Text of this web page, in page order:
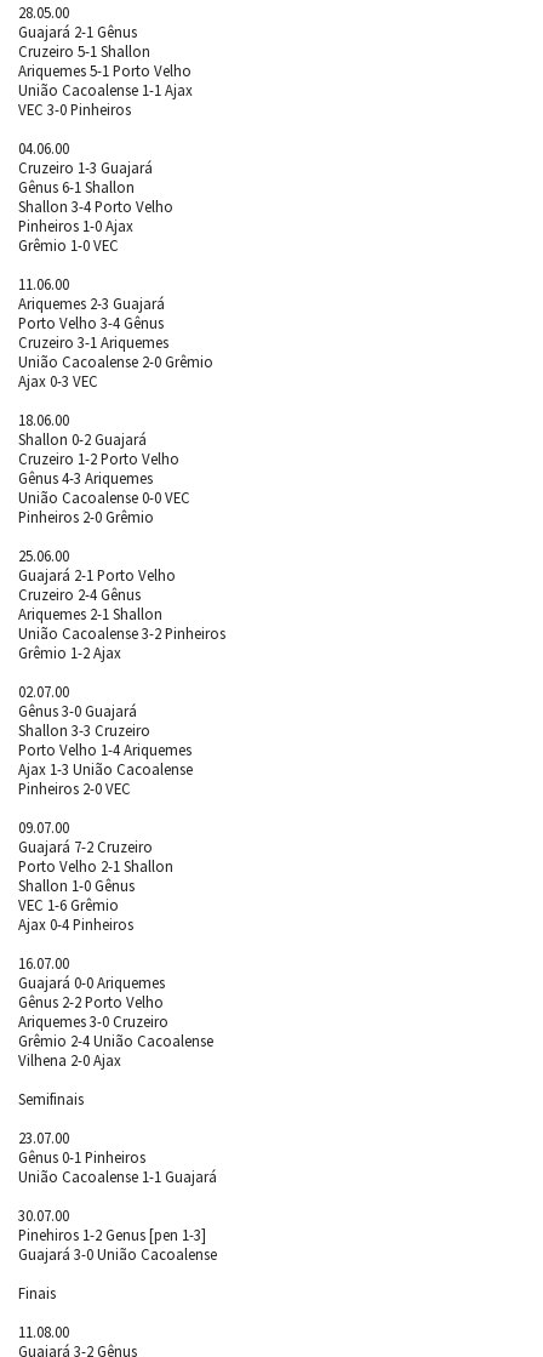
28.05.00
Guajará 2-1 Gênus
Cruzeiro 5-1 Shallon
Ariquemes 5-1 Porto Velho
União Cacoalense 1-1 Ajax
VEC 3-0 Pinheiros
04.06.00
Cruzeiro 1-3 Guajará
Gênus 6-1 Shallon
Shallon 3-4 Porto Velho
Pinheiros 1-0 Ajax
Grêmio 1-0 VEC
11.06.00
Ariquemes 2-3 Guajará
Porto Velho 3-4 Gênus
Cruzeiro 3-1 Ariquemes
União Cacoalense 2-0 Grêmio
Ajax 0-3 VEC
18.06.00
Shallon 0-2 Guajará
Cruzeiro 1-2 Porto Velho
Gênus 4-3 Ariquemes
União Cacoalense 0-0 VEC
Pinheiros 2-0 Grêmio
25.06.00
Guajará 2-1 Porto Velho
Cruzeiro 2-4 Gênus
Ariquemes 2-1 Shallon
União Cacoalense 3-2 Pinheiros
Grêmio 1-2 Ajax
02.07.00
Gênus 3-0 Guajará
Shallon 3-3 Cruzeiro
Porto Velho 1-4 Ariquemes
Ajax 1-3 União Cacoalense
Pinheiros 2-0 VEC
09.07.00
Guajará 7-2 Cruzeiro
Porto Velho 2-1 Shallon
Shallon 1-0 Gênus
VEC 1-6 Grêmio
Ajax 0-4 Pinheiros
16.07.00
Guajará 0-0 Ariquemes
Gênus 2-2 Porto Velho
Ariquemes 3-0 Cruzeiro
Grêmio 2-4 União Cacoalense
Vilhena 2-0 Ajax
Semifinais
23.07.00
Gênus 0-1 Pinheiros
União Cacoalense 1-1 Guajará
30.07.00
Pinehiros 1-2 Genus [pen 1-3]
Guajará 3-0 União Cacoalense
Finais
11.08.00
Guajará 3-2 Gênus